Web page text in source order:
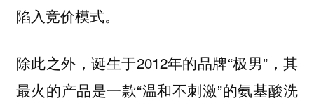
陷入竞价模式。
除此之外，诞生于2012年的品牌“极男”，其
最火的产品是一款“温和不刺激”的氨基酸洗